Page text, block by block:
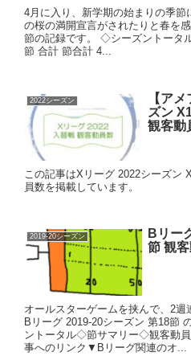
4月に入り、新学期の始まりの季
の桜の満開宣言がされたりと春を
節の記録です。 ◇シーズントータ
節 合計 節合計 4...
2022シーズン
【ア
ズン
観客動
この記事はXリーグ 2022シーズン
員数を掲載しています。
2019-20シーズン
Bリー
節 観
オールスターゲームを挟んで、2週
Bリーグ 2019-20シーズン 第18節
ントータル◇節サマリー◇観客動
事へのリンク▼Bリーグ関連のオ...